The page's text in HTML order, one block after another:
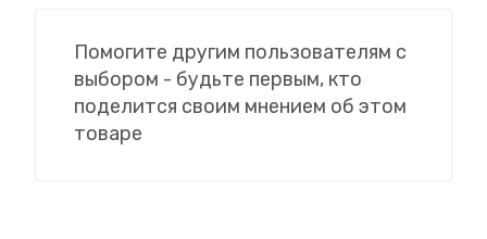
Помогите другим пользователям с
выбором - будьте первым, кто
поделится своим мнением об этом
товаре